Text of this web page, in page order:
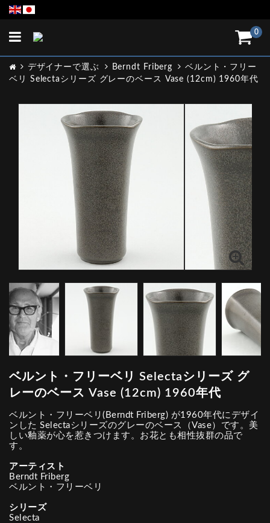
0
Toggle
デザイナーで選ぶ Berndt Friberg
ベルント・フリー
ベリ Selectaシリーズ グレーのベース Vase (12cm) 1960年代
ベルント・フリーベリ Selectaシリーズ グ
レーのベース Vase (12cm) 1960年代
ベルント・フリーベリ(Berndt Friberg) が1960年代にデザイ
ンした Selectaシリーズのグレーのベース（Vase）です。美
しい釉薬が心を惹きつけます。お花とも相性抜群の品で
す。
アーティスト
Berndt Friberg
ベルント・フリーベリ
シリーズ
Selecta